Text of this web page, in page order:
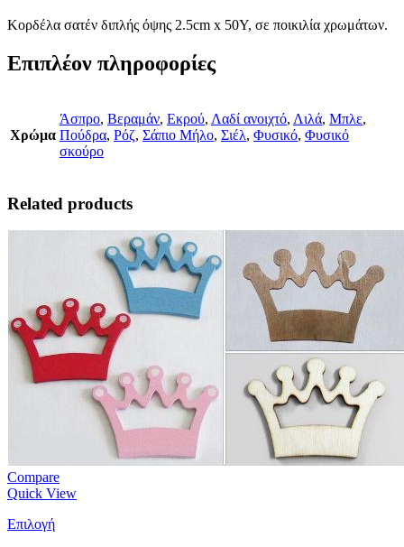
Κορδέλα σατέν διπλής όψης 2.5cm x 50Y, σε ποικιλία χρωμάτων.
Επιπλέον πληροφορίες
Χρώμα
Άσπρο, Βεραμάν, Εκρού, Λαδί ανοιχτό, Λιλά, Μπλε,
Πούδρα, Ρόζ, Σάπιο Μήλο, Σιέλ, Φυσικό, Φυσικό
σκούρο
Related products
Compare
Quick View
Επιλογή